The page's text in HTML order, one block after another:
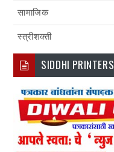
सामाजिक
स्त्रीशक्ती
SIDDHI PRINTERS